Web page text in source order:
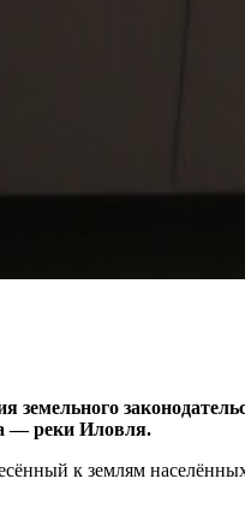
— реки Иловля.
к землям